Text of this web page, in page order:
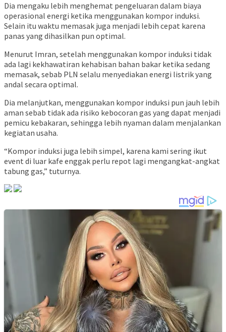
Dia mengaku lebih menghemat pengeluaran dalam biaya
operasional energi ketika menggunakan kompor induksi.
Selain itu waktu memasak juga menjadi lebih cepat karena
panas yang dihasilkan pun optimal.
Menurut Imran, setelah menggunakan kompor induksi tidak
ada lagi kekhawatiran kehabisan bahan bakar ketika sedang
memasak, sebab PLN selalu menyediakan energi listrik yang
andal secara optimal.
Dia melanjutkan, menggunakan kompor induksi pun jauh lebih
aman sebab tidak ada risiko kebocoran gas yang dapat menjadi
pemicu kebakaran, sehingga lebih nyaman dalam menjalankan
kegiatan usaha.
“Kompor induksi juga lebih simpel, karena kami sering ikut
event di luar kafe enggak perlu repot lagi mengangkat-angkat
tabung gas,” tuturnya.